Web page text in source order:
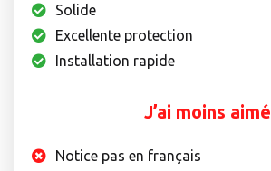
Solide
Excellente protection
Installation rapide
J’ai moins aimé
Notice pas en français